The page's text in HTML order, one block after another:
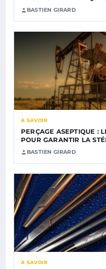
BASTIEN GIRARD
A SAVOIR
PERÇAGE ASEPTIQUE :
POUR GARANTIR LA
BASTIEN GIRARD
A SAVOIR